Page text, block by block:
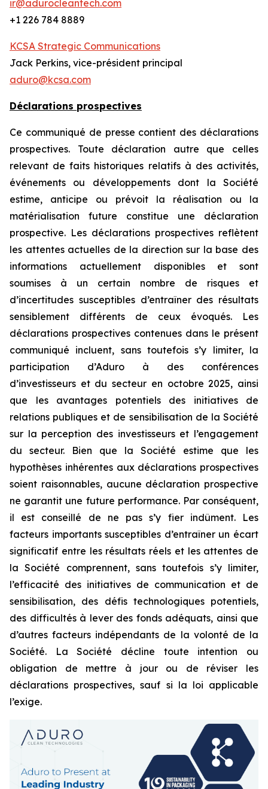
ir@adurocleantech.com
+1 226 784 8889
KCSA Strategic Communications
Jack Perkins, vice-président principal
aduro@kcsa.com
Déclarations prospectives
Ce communiqué de presse contient des déclarations
prospectives. Toute déclaration autre que celles
relevant de faits historiques relatifs à des activités,
événements ou développements dont la Société
estime, anticipe ou prévoit la réalisation ou la
matérialisation future constitue une déclaration
prospective. Les déclarations prospectives reflètent
les attentes actuelles de la direction sur la base des
informations actuellement disponibles et sont
soumises à un certain nombre de risques et
d’incertitudes susceptibles d’entraîner des résultats
sensiblement différents de ceux évoqués. Les
déclarations prospectives contenues dans le présent
communiqué incluent, sans toutefois s’y limiter, la
participation d’Aduro à des conférences
d’investisseurs et du secteur en octobre 2025, ainsi
que les avantages potentiels des initiatives de
relations publiques et de sensibilisation de la Société
sur la perception des investisseurs et l’engagement
du secteur. Bien que la Société estime que les
hypothèses inhérentes aux déclarations prospectives
soient raisonnables, aucune déclaration prospective
ne garantit une future performance. Par conséquent,
il est conseillé de ne pas s’y fier indûment. Les
facteurs importants susceptibles d’entraîner un écart
significatif entre les résultats réels et les attentes de
la Société comprennent, sans toutefois s’y limiter,
l’efficacité des initiatives de communication et de
sensibilisation, des défis technologiques potentiels,
des difficultés à lever des fonds adéquats, ainsi que
d’autres facteurs indépendants de la volonté de la
Société. La Société décline toute intention ou
obligation de mettre à jour ou de réviser les
déclarations prospectives, sauf si la loi applicable
l’exige.